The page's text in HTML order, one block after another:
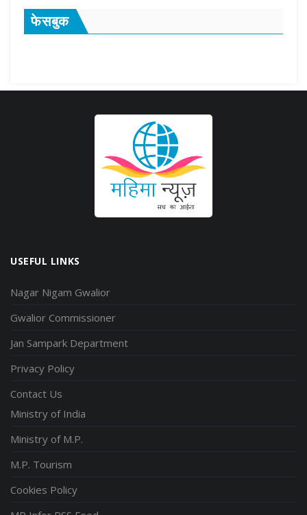
फेसबुक
USEFUL LINKS
Nagar Nigam Gwalior
Gwalior Commissioner
Jan Sampark Department
Privacy Policy
Contact Us
Ministry of India
Ministry of M.P.
M.P. Tourism
Cookies Policy